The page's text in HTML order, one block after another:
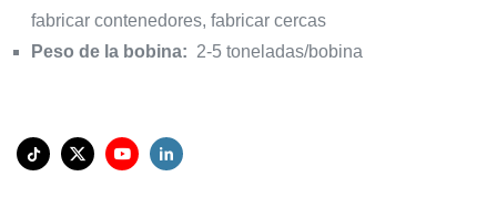
fabricar contenedores, fabricar cercas
Peso de la bobina: 2-5 toneladas/bobina